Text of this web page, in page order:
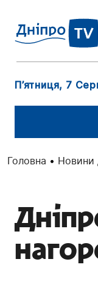
П’ятниця, 7
Головна • Новини